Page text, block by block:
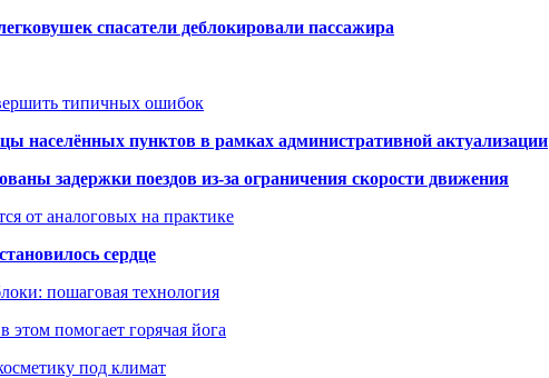
спасатели деблокировали пассажира
типичных ошибок
населённых пунктов в рамках административной актуализации
задержки поездов из-за ограничения скорости движения
от аналоговых на практике
сердце
пошаговая технология
этом помогает горячая йога
под климат